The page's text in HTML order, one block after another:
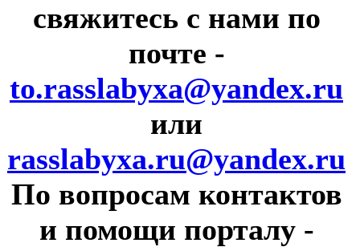
свяжитесь с нами по
почте -
to.rasslabyxa@yandex.ru
или
rasslabyxa.ru@yandex.ru
По вопросам контактов
и помощи порталу -